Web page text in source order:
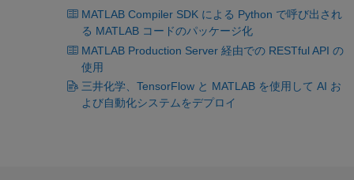
MATLAB Compiler SDK による Python で呼び出され
る MATLAB コードのパッケージ化
MATLAB Production Server 経由での RESTful API の
使用
三井化学、TensorFlow と MATLAB を使用して AI お
よび自動化システムをデプロイ